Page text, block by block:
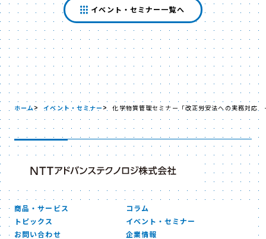
イベント・セミナー一覧へ
ホーム イベント・セミナー 化学物質管理セミナー「改正労安法への実務対
商品・サービス
コラム
トピックス
イベント・セミナー
お問い合わせ
企業情報